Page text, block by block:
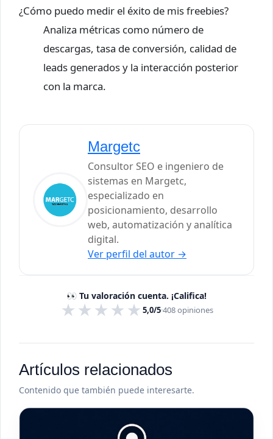
¿Cómo puedo medir el éxito de mis freebies?
Analiza métricas como número de
descargas, tasa de conversión, calidad de
leads generados y la interacción posterior
con la marca.
Margetc
Consultor SEO e ingeniero de
sistemas en Margetc,
especializado en
posicionamiento, desarrollo
web, automatización y analítica
digital.
Ver perfil del autor →
👀 Tu valoración cuenta. ¡Califica!
★
★
★
★
★ 5,0/5·408opiniones
Artículos relacionados
Contenido que también puede interesarte.